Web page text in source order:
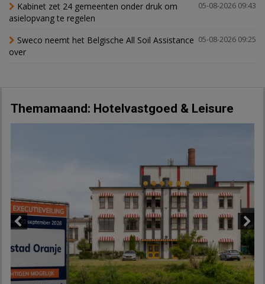
05-08-2026 09:43
Kabinet zet 24 gemeenten onder druk om
asielopvang te regelen
05-08-2026 09:25
Sweco neemt het Belgische All Soil Assistance
over
Themamaand: Hotelvastgoed & Leisure
Next